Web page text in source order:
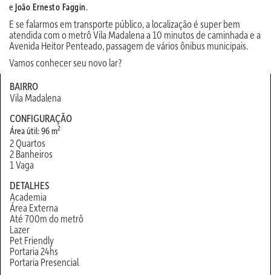
e João Ernesto Faggin.
E se falarmos em transporte público, a localização é super bem
atendida com o metrô Vila Madalena a 10 minutos de caminhada e a
Avenida Heitor Penteado, passagem de vários ônibus municipais.
Vamos conhecer seu novo lar?
BAIRRO
Vila Madalena
CONFIGURAÇÃO
Área útil: 96 m2
2 Quartos
2 Banheiros
1 Vaga
DETALHES
Academia
Área Externa
Até 700m do metrô
Lazer
Pet Friendly
Portaria 24hs
Portaria Presencial